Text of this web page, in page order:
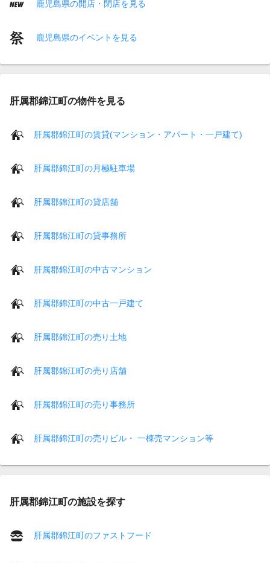
鹿児島県の開店・閉店を見る
鹿児島県のイベントを見る
肝属郡錦江町の物件を見る
肝属郡錦江町の賃貸(マンション・アパート・一戸建て)
肝属郡錦江町の月極駐車場
肝属郡錦江町の貸店舗
肝属郡錦江町の貸事務所
肝属郡錦江町の中古マンション
肝属郡錦江町の中古一戸建て
肝属郡錦江町の売り土地
肝属郡錦江町の売り店舗
肝属郡錦江町の売り事務所
肝属郡錦江町の売りビル・ 一棟売マンション等
肝属郡錦江町の施設を探す
肝属郡錦江町のファストフード